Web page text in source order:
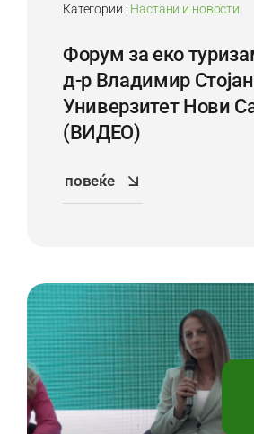
Категории : Настани и новости
Форум за еко
д-р Владимир
Универзитет Нови
(ВИДЕО)
повеќе